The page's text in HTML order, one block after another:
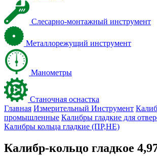
Слесарно-монтажный инструмент
Металлорежущий инструмент
Манометры
Станочная оснастка
Главная Измерительный Инструмент
промышленные Калибры гладкие для
Калибры кольца гладкие (ПР,НЕ)
Калибр-кольцо гладкое